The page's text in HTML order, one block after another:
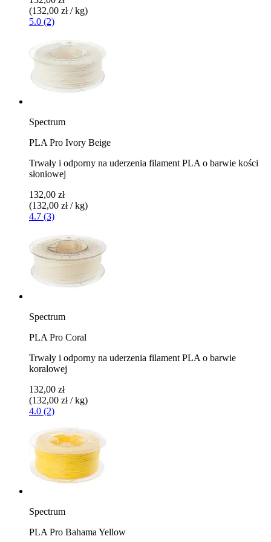
(132,00 zł / kg)
5.0 (2)
Spectrum
PLA Pro Ivory Beige
Trwały i odporny na uderzenia filament PLA o barwie kości
słoniowej
132,00 zł
(132,00 zł / kg)
4.7 (3)
Spectrum
PLA Pro Coral
Trwały i odporny na uderzenia filament PLA o barwie
koralowej
132,00 zł
(132,00 zł / kg)
4.0 (2)
Spectrum
PLA Pro Bahama Yellow